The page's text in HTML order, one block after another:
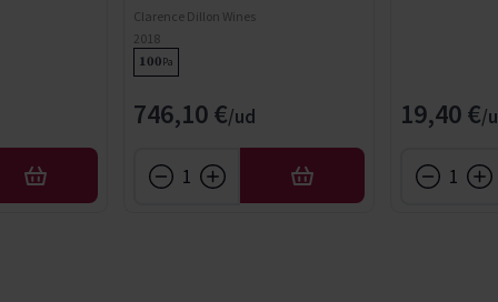
AÑADIR
Clarence Dillon Wines
2018
100Pa
746,10 €
AÑADIR
19,40 €